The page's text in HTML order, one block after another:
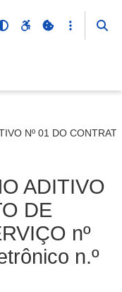
Nº 01 DO
ADITIVO
DE
nº
n.º